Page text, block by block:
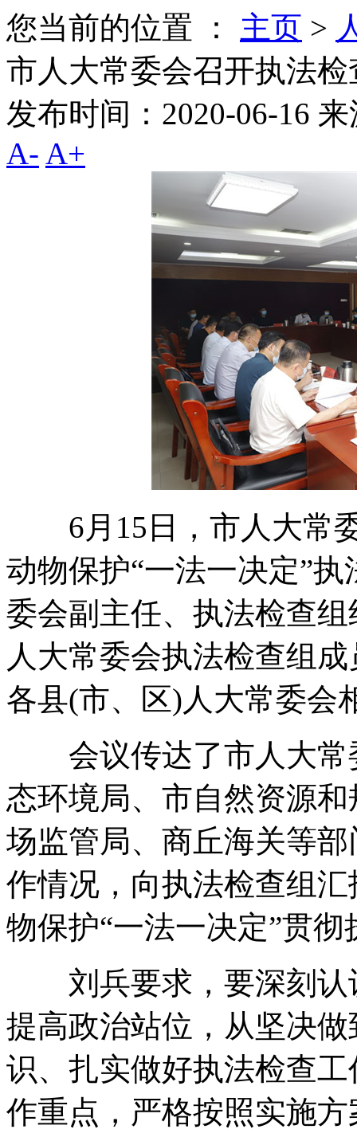
您当前的位置 ： 主页 >
市人大常委会召开执法
发布时间：2020-06-16 来
A- A+
6月15日，市人大常委
动物保护“一法一决定”
委会副主任、执法检查
人大常委会执法检查组
各县(市、区)人大常委会
会议传达了市人大常
态环境局、市自然资源
场监管局、商丘海关等
作情况，向执法检查组
物保护“一法一决定”贯彻
刘兵要求，要深刻认
提高政治站位，从坚决
识、扎实做好执法检查
作重点，严格按照实施